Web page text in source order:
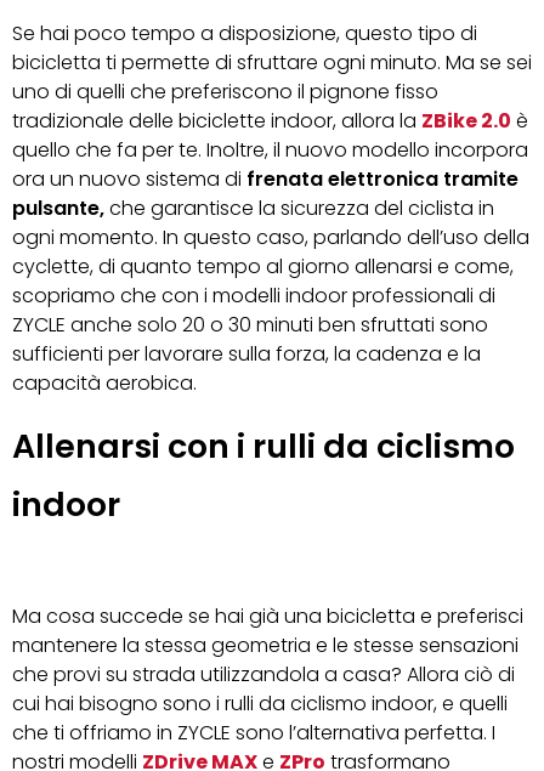
Se hai poco tempo a disposizione, questo tipo di
bicicletta ti permette di sfruttare ogni minuto. Ma se sei
uno di quelli che preferiscono il pignone fisso
tradizionale delle biciclette indoor, allora la ZBike 2.0 è
quello che fa per te. Inoltre, il nuovo modello incorpora
ora un nuovo sistema di frenata elettronica tramite
pulsante,che garantisce la sicurezza del ciclista in
ogni momento. In questo caso, parlando dell’uso della
cyclette, di quanto tempo al giorno allenarsi e come,
scopriamo che con i modelli indoor professionali di
ZYCLE anche solo 20 o 30 minuti ben sfruttati sono
sufficienti per lavorare sulla forza, la cadenza e la
capacità aerobica.
Allenarsi con i rulli da ciclismo
indoor
Ma cosa succede se hai già una bicicletta e preferisci
mantenere la stessa geometria e le stesse sensazioni
che provi su strada utilizzandola a casa? Allora ciò di
cui hai bisogno sono i rulli da ciclismo indoor, e quelli
che ti offriamo in ZYCLE sono l’alternativa perfetta. I
nostri modelli ZDrive MAXe ZPro trasformano